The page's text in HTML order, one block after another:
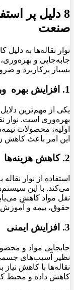
8 دلیل پر
صنعت
نوار نقاله‌ها به
جابه‌جایی و
بسیار پرکاربرد و
1. افزایش بهره‌ وری
یکی از مهم‌ترین دلایل
بهره‌وری است. نوار
اولیه، محصولات
این امر باعث
2. کاهش هزینه‌ها
استفاده از نوار
می‌کند. با این
نقل مواد کاهش
حقوق، بیمه و
3. افزایش ایمنی
جابجایی مواد و
نظیر آسیب‌های جسمی
نقاله‌ها با کاهش
کاهش داده و محیط